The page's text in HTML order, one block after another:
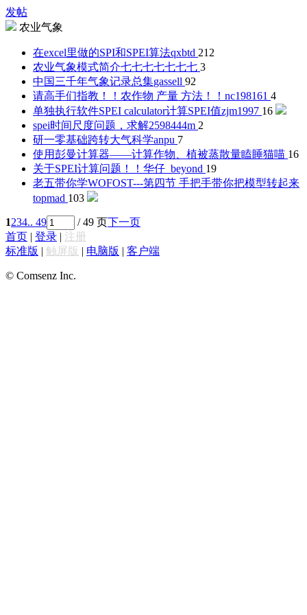
发帖
农业气象
在excel里做的SPI和SPEI算法qxbtd 212
农业气象模式简介七七七七七七七 3
中国三千年气象记录总集gassell 92
请高手们指教！！农作物 产量 方法！！ nc198161 4
单独执行软件SPEI calculator计算SPEI值zjm1997 16
spei时间尺度问题，求解2598444m 2
研一零基础跨转大气科学anpu 7
使用彭曼计算器——计算作物、植被蒸散量瞌睡猫喵 16
关于SPEI计算问题！！ 华仔_beyond 19
老五带你学WOFOST---第四节 手把手带你把模型转起来
topmad 103
1234.. 49 / 49 页下一页
首页 | 登录 | 注册
标准版 | 触屏版 | 电脑版 | 客户端
© Comsenz Inc.